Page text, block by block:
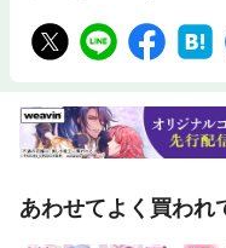
あわせてよく買われ